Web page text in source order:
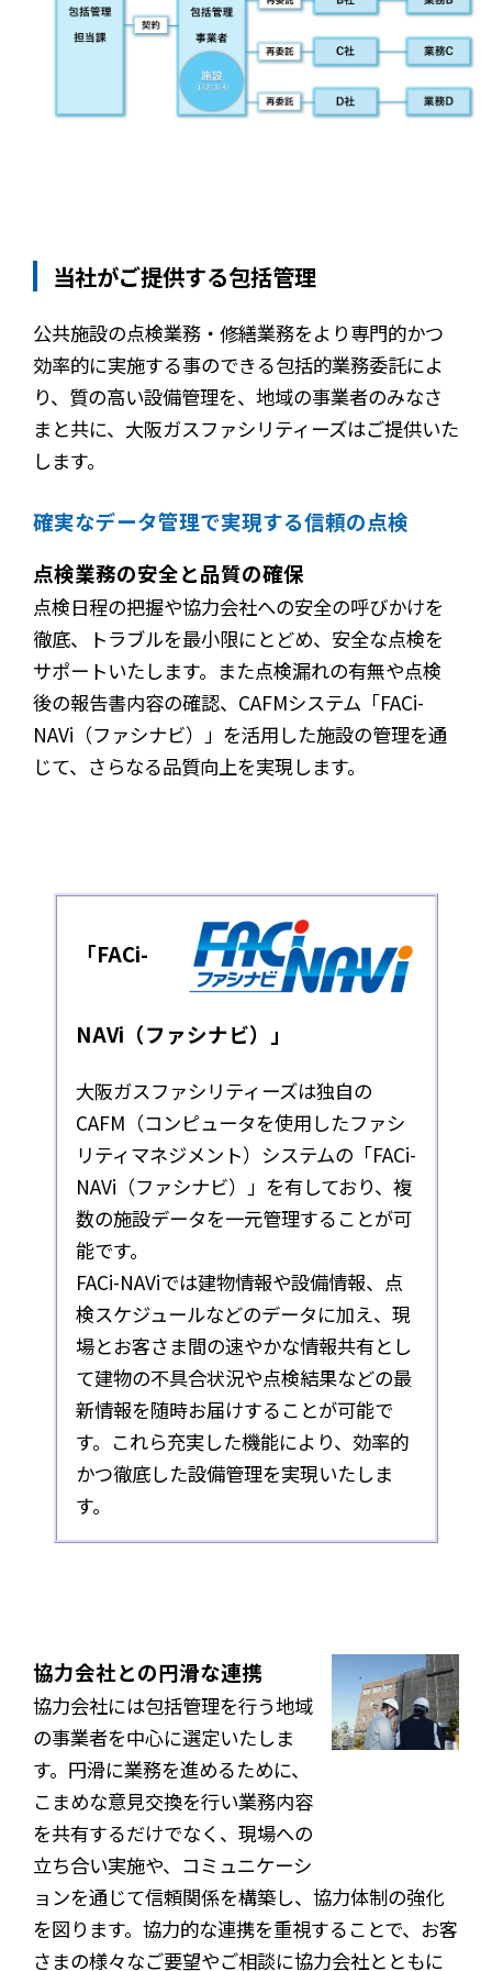
当社がご提供する包括管理
公共施設の点検業務・修繕業務をより専門的かつ
効率的に実施する事のできる包括的業務委託によ
り、質の高い設備管理を、地域の事業者のみなさ
まと共に、大阪ガスファシリティーズはご提供いた
します。
確実なデータ管理で実現する信頼の点検
点検業務の安全と品質の確保
点検日程の把握や協力会社への安全の呼びかけを
徹底、トラブルを最小限にとどめ、安全な点検を
サポートいたします。また点検漏れの有無や点検
後の報告書内容の確認、CAFMシステム「FACi-
NAVi（ファシナビ）」を活用した施設の管理を通
じて、さらなる品質向上を実現します。
「FACi-
NAVi（ファシナビ）」
大阪ガスファシリティーズは独自の
CAFM（コンピュータを使用したファシ
リティマネジメント）システムの「FACi-
NAVi（ファシナビ）」を有しており、複
数の施設データを一元管理することが可
能です。
FACi-NAViでは建物情報や設備情報、点
検スケジュールなどのデータに加え、現
場とお客さま間の速やかな情報共有とし
て建物の不具合状況や点検結果などの最
新情報を随時お届けすることが可能で
す。これら充実した機能により、効率的
かつ徹底した設備管理を実現いたしま
す。
協力会社との円滑な連携
協力会社には包括管理を行う地域
の事業者を中心に選定いたしま
す。円滑に業務を進めるために、
こまめな意見交換を行い業務内容
を共有するだけでなく、現場への
立ち合い実施や、コミュニケーシ
ョンを通じて信頼関係を構築し、協力体制の強化
を図ります。協力的な連携を重視することで、お客
さまの様々なご要望やご相談に協力会社とともに